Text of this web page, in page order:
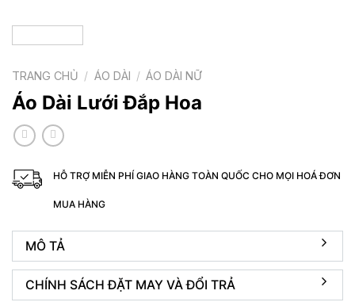
TRANG CHỦ / ÁO DÀI / ÁO DÀI NỮ
Áo Dài Lưới Đắp Hoa
HỖ TRỢ MIỄN PHÍ GIAO HÀNG TOÀN QUỐC CHO MỌI HOÁ ĐƠN
MUA HÀNG
MÔ TẢ
CHÍNH SÁCH ĐẶT MAY VÀ ĐỔI TRẢ